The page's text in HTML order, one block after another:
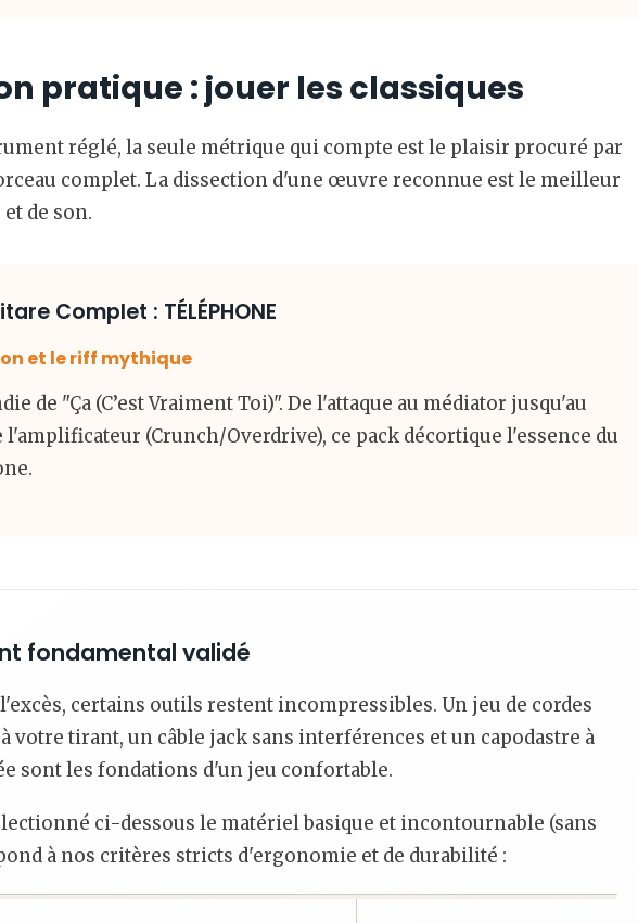
pratique : jouer les classiques
réglé, la seule métrique qui compte est le plaisir procuré par
complet. La dissection d'une œuvre reconnue est le meilleur
de son.
Complet : TÉLÉPHONE
et le riff mythique
de "Ça (C’est Vraiment Toi)". De l'attaque au médiator jusqu'au
l'amplificateur (Crunch/Overdrive), ce pack décortique l'essence du
fondamental validé
certains outils restent incompressibles. Un jeu de cordes
votre tirant, un câble jack sans interférences et un capodastre à
sont les fondations d'un jeu confortable.
ci-dessous le matériel basique et incontournable (sans
à nos critères stricts d'ergonomie et de durabilité :